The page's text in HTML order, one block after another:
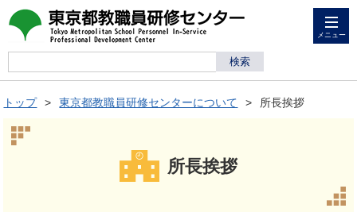
メニュー
トップ 東京都教職員研修センターについて 所長挨拶
所長挨拶